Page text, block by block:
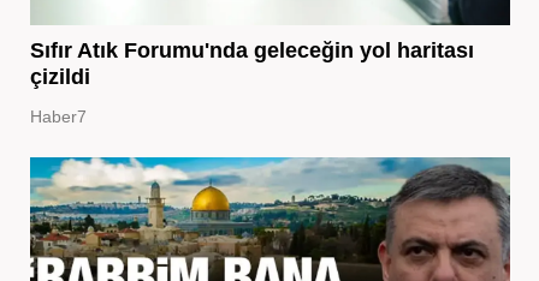
Sıfır Atık Forumu'nda geleceğin yol haritası
çizildi
Haber7